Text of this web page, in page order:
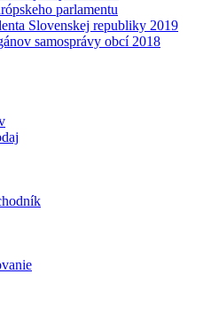
parlamentu
Slovenskej republiky 2019
samosprávy obcí 2018